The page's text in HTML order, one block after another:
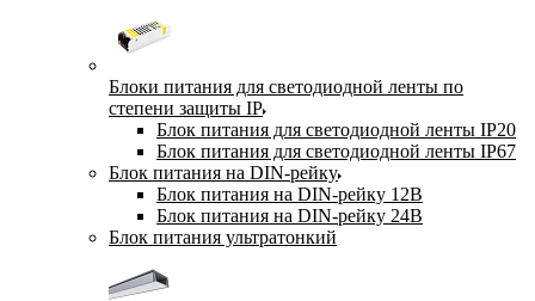
Блоки питания для светодиодной ленты по
степени защиты IP
Блок питания для светодиодной ленты IP20
Блок питания для светодиодной ленты IP67
Блок питания на DIN-рейку
Блок питания на DIN-рейку 12В
Блок питания на DIN-рейку 24В
Блок питания ультратонкий